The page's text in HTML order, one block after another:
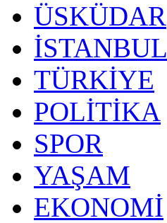
ÜSKÜDAR
İSTANBUL
TÜRKİYE
POLİTİKA
SPOR
YAŞAM
EKONOMİ